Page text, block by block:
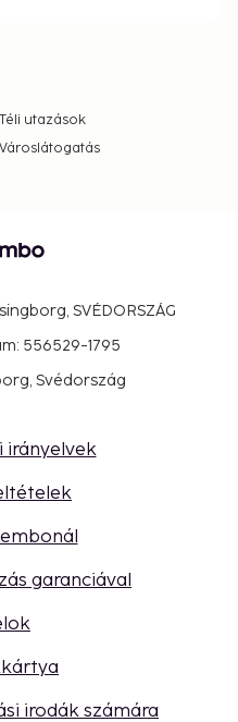
Téli utazások
Városlátogatás
SVÉDORSZÁG
556529-1795
Svédország
irányelvek
garanciával
irodák számára